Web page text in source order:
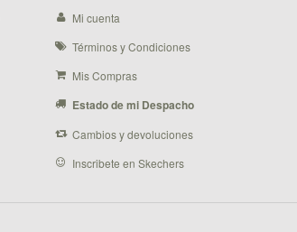
Mi cuenta
Términos y Condiciones
Mis Compras
Estado de mi Despacho
Cambios y devoluciones
Inscribete en Skechers